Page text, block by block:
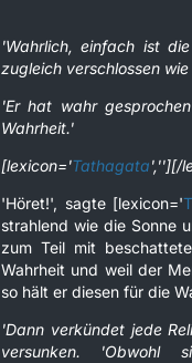
'Wahrlich, einfach ist
zugleich verschlossen
'Er hat wahr
Wahrheit.'
[lexicon='Tathagata',''][/
'Höret!', sagte [lexicon='
strahlend wie die Sonne
zum Teil mit
Wahrheit und weil der
so hält er diesen für die
'Dann verkündet jede
versunken. 'Obwohl